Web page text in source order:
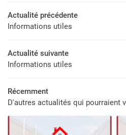
EN IMAGES
AVIS
CONTACT
Actualité précédente
Informations utiles
Actualité suivante
Informations utiles
Récemment
D'autres actualités qui pourraient